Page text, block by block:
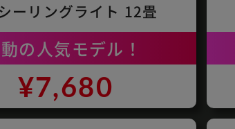
ーリングライト 12畳
の人気モデル！
¥7,680